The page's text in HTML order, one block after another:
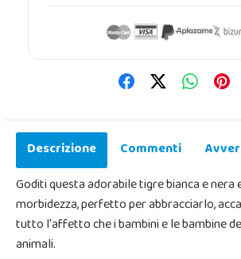
Descrizione Commenti
Goditi questa adorabile tigre bianca e nera
morbidezza, perfetto per abbracciarlo,
tutto l'affetto che i bambini e le bambine
animali.